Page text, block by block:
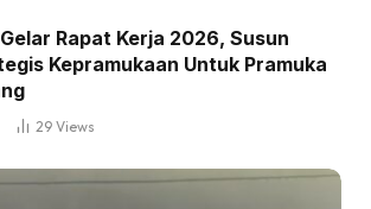
Rapat Kerja 2026, Susun
Kepramukaan Untuk Pramuka
29 Views